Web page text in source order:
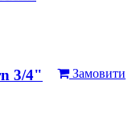
Замовити
3/4"